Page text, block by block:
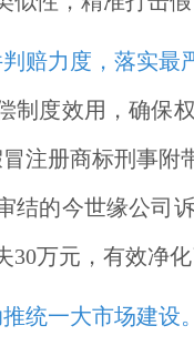
赔力度，落实最
制度效用，确保
冒注册商标刑事
结的今世缘公司
30万元，有效净
统一大市场建设